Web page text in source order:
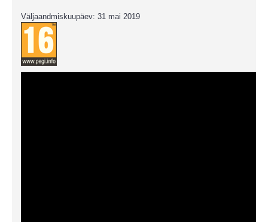
Väljaandmiskuupäev: 31 mai 2019